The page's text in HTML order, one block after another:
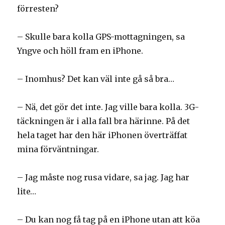
förresten?
– Skulle bara kolla GPS-mottagningen, sa
Yngve och höll fram en iPhone.
– Inomhus? Det kan väl inte gå så bra…
– Nä, det gör det inte. Jag ville bara kolla. 3G-
täckningen är i alla fall bra härinne. På det
hela taget har den här iPhonen överträffat
mina förväntningar.
– Jag måste nog rusa vidare, sa jag. Jag har
lite…
– Du kan nog få tag på en iPhone utan att köa